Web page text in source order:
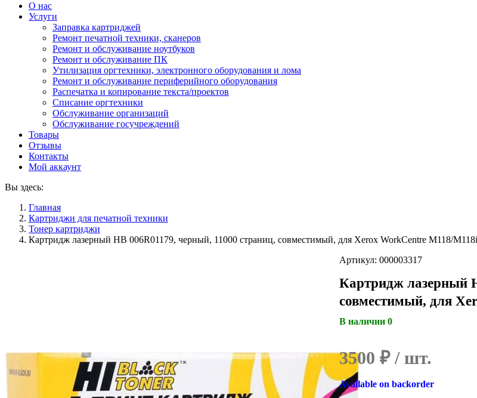
О нас
Услуги
Заправка картриджей
Ремонт печатной техники, сканеров
Ремонт и обслуживание ноутбуков
Ремонт и обслуживание ПК
Утилизация оргтехники, электронного оборудования и лома
Ремонт и обслуживание периферийного оборудования
Распечатка и копирование текста/проектов
Списание оргтехники
Обслуживание организаций
Обслуживание госучреждений
Товары
Отзывы
Контакты
Мой аккаунт
Вы здесь:
Главная
Картриджи для печатной техники
Тонер картриджи
Картридж лазерный HB 006R01179, черный, 11000 страниц, совместимый, для Xerox WorkCentre M118/
Артикул: 000003317
Картридж лазерный
совместимый, для
В наличии 0
3500₽
Available on backorder